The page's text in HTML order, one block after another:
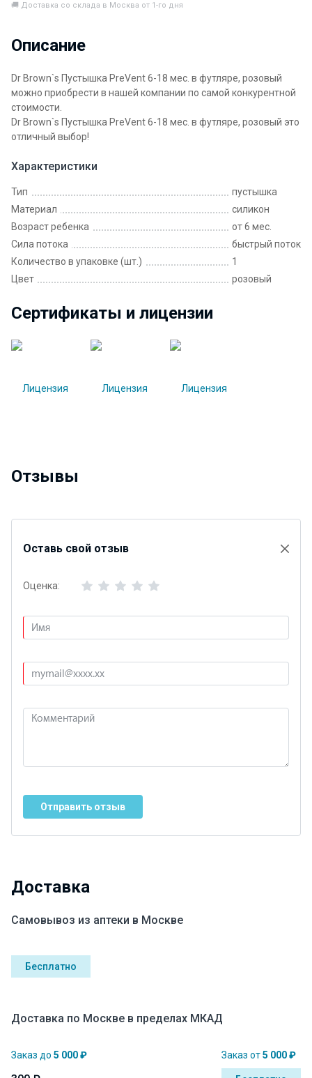
🚚 Доставка со склада в Москва от 1-го дня
Описание
Dr Brown`s Пустышка PreVent 6-18 мес. в футляре, розовый
можно приобрести в нашей компании по самой конкурентной
стоимости.
Dr Brown`s Пустышка PreVent 6-18 мес. в футляре, розовый это
отличный выбор!
Характеристики
Тип
пустышка
Материал
силикон
Возраст ребенка
от 6 мес.
Сила потока
быстрый поток
Количество в упаковке (шт.)
1
Цвет
розовый
Сертификаты и лицензии
Отзывы
Оставь свой отзыв
Оценка:
Отправить отзыв
Доставка
Самовывоз из аптеки в Москве
Бесплатно
Доставка по Москве в пределах МКАД
Заказ до 5 000 ₽ Заказ от5 000 ₽